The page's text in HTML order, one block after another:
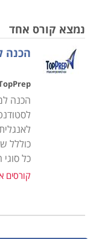
שמעוניין לשפר את
לימודים גבוהים
שעות, לחרוש
ולהגיש עבודות
להיות מתישות
שאנחנו לומדים
הקשיים הזמניים
העניין הוא
השתתפות
ועוסקים
עליהם. כך לדוגמה
נמצא קורס אחד
הכנה
הכנה
כוללל
כל
קורסים